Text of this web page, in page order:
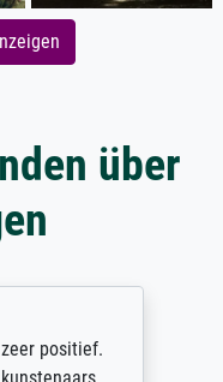
über
positief.